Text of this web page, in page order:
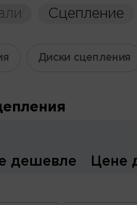
Сцепление
Диски сцепления
дешевле Цене